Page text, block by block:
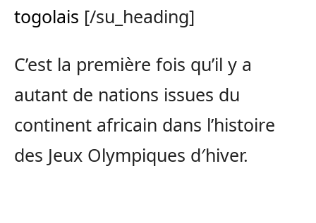
togolais [/su_heading]
C’est la première fois qu’il y a
autant de nations issues du
continent africain dans l’histoire
des Jeux Olympiques d′hiver.